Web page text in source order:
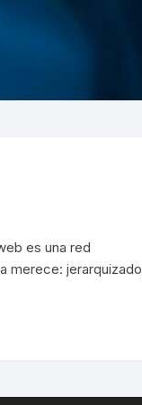
es una red
merece: jerarquizado,